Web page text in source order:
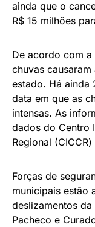
ainda que o
R$ 15 milhões
De acordo com
chuvas causaram
estado. Há ainda
data em que as
intensas. As
dados do Centro
Regional
Forças de
municipais estão
deslizamentos
Pacheco e